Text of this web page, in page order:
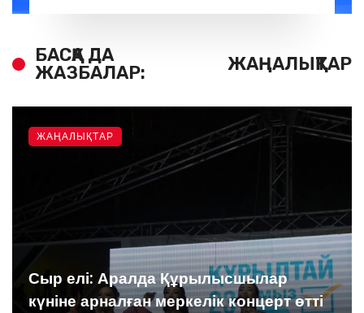
БАСҚА ДА
ЖАЗБАЛАР:
ЖАҢАЛЫҚТАР
Сыр елі: Аралда Құрылысшылар
күніне арналған меркелік концерт өтті
ЖАҢАЛЫҚТАР